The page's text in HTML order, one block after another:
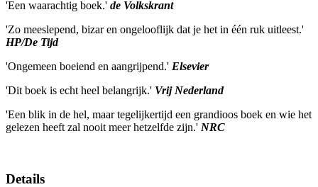
'Een waarachtig boek.' de Volkskrant
'Zo meeslepend, bizar en ongelooflijk dat je het in één ruk uitleest.'
HP/De Tijd
'Ongemeen boeiend en aangrijpend.' Elsevier
'Dit boek is echt heel belangrijk.' Vrij Nederland
'Een blik in de hel, maar tegelijkertijd een grandioos boek en wie het
gelezen heeft zal nooit meer hetzelfde zijn.' NRC
Details